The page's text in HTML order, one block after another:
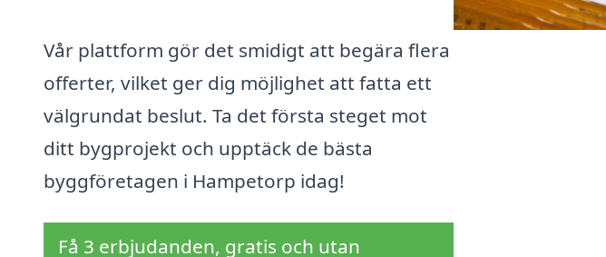
Vår plattform gör det smidigt att begära flera
offerter, vilket ger dig möjlighet att fatta ett
välgrundat beslut. Ta det första steget mot
ditt bygprojekt och upptäck de bästa
byggföretagen i Hampetorp idag!
Få 3 erbjudanden, gratis och utan